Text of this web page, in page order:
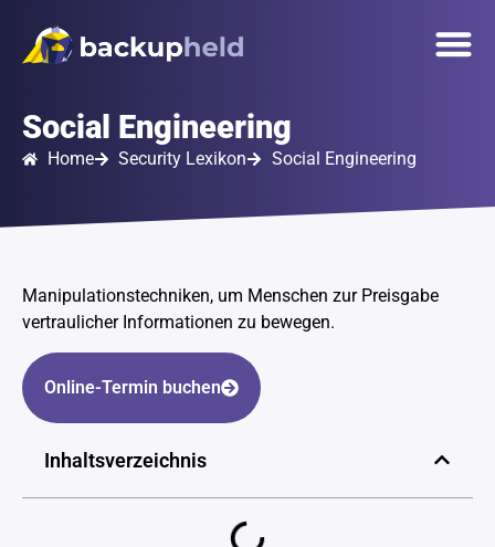
springen
Social Engineering
Home Security Lexikon Social Engineering
Manipulationstechniken, um Menschen zur Preisgabe
vertraulicher Informationen zu bewegen.
Online-Termin buchen
Inhaltsverzeichnis